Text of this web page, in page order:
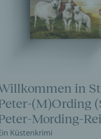
in
(M)Ording
Mording-
Küstenkrimi